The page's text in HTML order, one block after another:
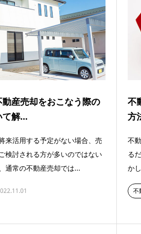
産売却をおこなう際の
解...
来活用する予定がない場合、売
検討される方が多いのではない
通常の不動産売却では...
不
方
不
る
か
不